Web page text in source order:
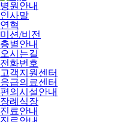
병원안내
인사말
연혁
미션/비전
층별안내
오시는길
전화번호
고객지원센터
응급의료센터
편의시설안내
장례식장
진료안내